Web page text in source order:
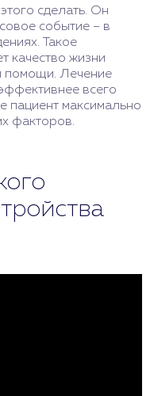
сделать. Он
событие – в
Такое
качество жизни
помощи. Лечение
всего
пациент максимально
факторов.